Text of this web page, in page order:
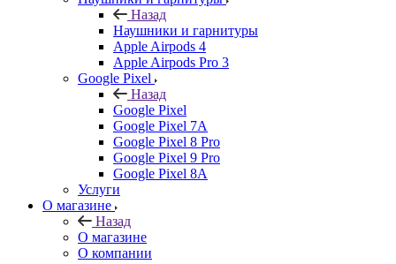
Назад
Наушники и гарнитуры
Apple Airpods 4
Apple Airpods Pro 3
Google Pixel
Назад
Google Pixel
Google Pixel 7А
Google Pixel 8 Pro
Google Pixel 9 Pro
Google Pixel 8A
Услуги
О магазине
Назад
О магазине
О компании